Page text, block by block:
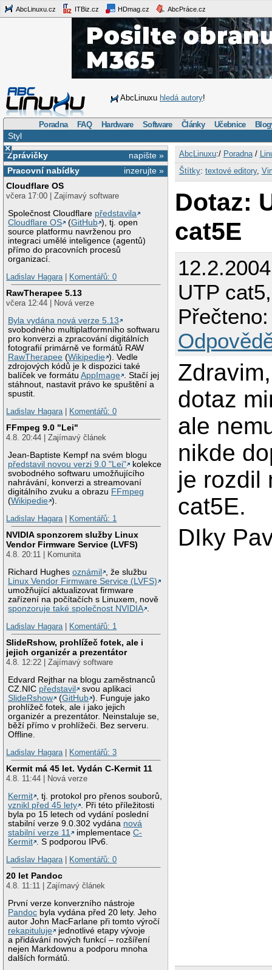
AbcLinuxu.cz ITBiz.cz HDmag.cz AbcPráce.cz
AbcLinuxu hledá autory!
Poradna FAQ Hardware Software Články Učebnice
Styl
×
napište »
Zprávičky
inzerujte »
Pracovní nabídky
Cloudflare OS
včera 17:00 | Zajímavý software
Společnost Cloudflare představila
Cloudflare OS
(GitHub ), tj. open
source platformu navrženou pro
integraci umělé inteligence (agentů)
přímo do pracovních procesů
organizací.
Ladislav Hagara| Komentářů: 0
RawTherapee 5.13
včera 12:44 | Nová verze
Byla vydána nová verze 5.13
svobodného multiplatformního softwaru
pro konverzi a zpracování digitálních
fotografií primárně ve formátů RAW
RawTherapee (Wikipedie ). Vedle
zdrojových kódů je k dispozici také
balíček ve formátuAppImage
. Stačí jej
stáhnout, nastavit právo ke spuštění a
spustit.
Ladislav Hagara| Komentářů: 0
FFmpeg 9.0 "Lei"
4.8. 20:44 | Zajímavý článek
Jean-Baptiste Kempf na svém blogu
představil novou verzi 9.0 "Lei"
kolekce
svobodného softwaru umožňujícího
nahrávání, konverzi a streamovaní
digitálního zvuku a obrazu FFmpeg
(Wikipedie ).
Ladislav Hagara| Komentářů: 1
NVIDIA sponzorem služby Linux
Vendor Firmware Service (LVFS)
4.8. 20:11 | Komunita
Richard Hughesoznámil
, že službu
Linux Vendor Firmware Service (LVFS)
umožňující aktualizovat firmware
zařízení na počítačích s Linuxem, nově
sponzoruje také společnost NVIDIA
Ladislav Hagara| Komentářů: 1
SlideRshow, prohlížeč fotek, ale i
jejich organizér a prezentátor
4.8. 12:22 | Zajímavý software
Edvard Rejthar na blogu zaměstnanců
CZ.NIC představil
svou aplikaci
SlideRshow
(GitHub ). Funguje jako
prohlížeč fotek, ale i jako jejich
organizér a prezentátor. Neinstaluje se,
běží přímo v prohlížeči. Bez serveru.
Offline.
Ladislav Hagara| Komentářů: 3
Kermit má 45 let. Vydán C-Kermit 11
4.8. 11:44 | Nová verze
Kermit
, tj. protokol pro přenos souborů,
vznikl před 45 lety
. Při této příležitosti
byla po 15 letech od vydání poslední
stabilní verze 9.0.302 vydána nová
stabilní verze 11
implementaceC-
Kermit
. S podporou IPv6.
Ladislav Hagara| Komentářů: 0
20 let Pandoc
4.8. 11:11 | Zajímavý článek
První verze konverzního nástroje
Pandoc byla vydána před 20 lety. Jeho
autor John MacFarlane při tomto výročí
rekapituluje
jednotlivé etapy vývoje
a přidávání nových funkcí – rozšíření
nejen Markdownu a podporu mnoha
dalších formátů.
AbcLinuxu:/ Poradna/
Štítky: textové editory,
Dotaz:
cat5E
UTP
dotaz
ale
nikde
je rozdil
cat5E.
DIky